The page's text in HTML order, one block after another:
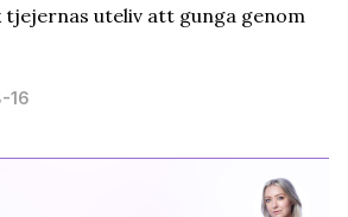
uteliv att gunga genom
16